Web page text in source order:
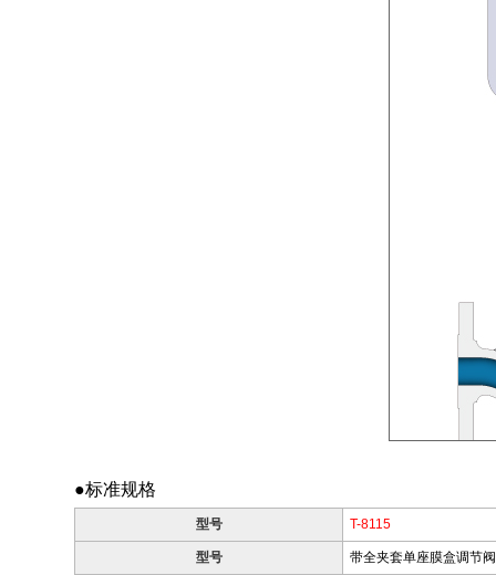
●标准规格
型号 T-8115
型号 带全夹套单座膜盒调节阀